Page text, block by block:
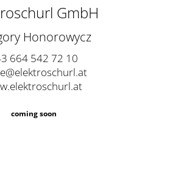
GmbH
Honorowycz
664 542 72 10
coming soon